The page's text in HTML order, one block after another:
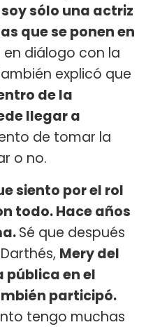
sólo una actriz
que se ponen en
diálogo con la
explicó que
de la
llegar a
de tomar la
o no.
siento por el rol
todo. Hace años
Sé que después
Mery del
pública en el
participó.
tengo muchas